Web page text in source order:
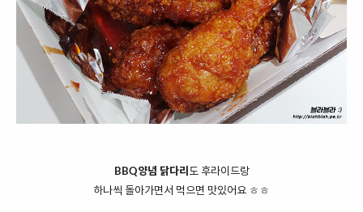
BBQ양념 닭다리 도 후라이드랑
하나씩 돌아가면서 먹으면 맛있어요 ㅎㅎ